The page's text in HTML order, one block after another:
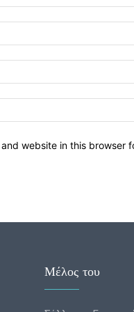
website in this browser
Μέλος του